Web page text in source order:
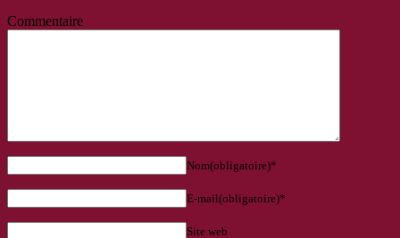
Commentaire
Nom(obligatoire)*
E-mail(obligatoire)*
Site web